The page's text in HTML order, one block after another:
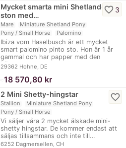
Mycket smarta mini Shetland-
ston med…
Mare
Miniature Shetland Pony
Pony / Small Horse
Palomino
Ibiza vom Haselbusch är ett mycket
smart palomino pinto sto. Hon är 1 år
gammal och har papper med den
bästa…
29362 Hohne, DE
favorite_border 3
18 570,80 kr
2 Mini Shetty-hingstar
Stallion
Miniature Shetland Pony
Pony / Small Horse
Vi säljer våra 2 mycket älskade mini-
shetty hingstar. De kommer endast att
säljas tillsammans och inte till…
6252 Dagmersellen, CH
favorite_border